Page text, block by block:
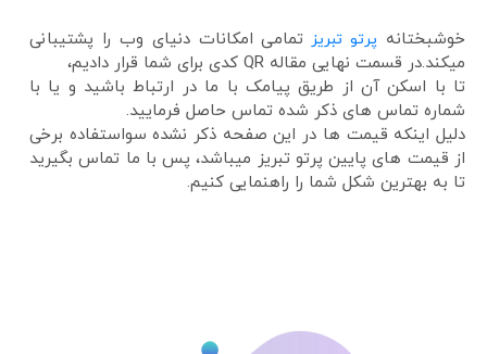
خوشبختانه پرتو تبریز تمامی امکانات دنیای وب را پشتیبانی
میکند.در قسمت نهایی مقاله QR کدی برای شما قرار دادیم،
تا با اسکن آن از طریق پیامک با ما در ارتباط باشید و یا با
شماره تماس های ذکر شده تماس حاصل فرمایید.
دلیل اینکه قیمت ها در این صفحه ذکر نشده سواستفاده برخی
از قیمت های پایین پرتو تبریز میباشد، پس با ما تماس بگیرید
تا به بهترین شکل شما را راهنمایی کنیم.